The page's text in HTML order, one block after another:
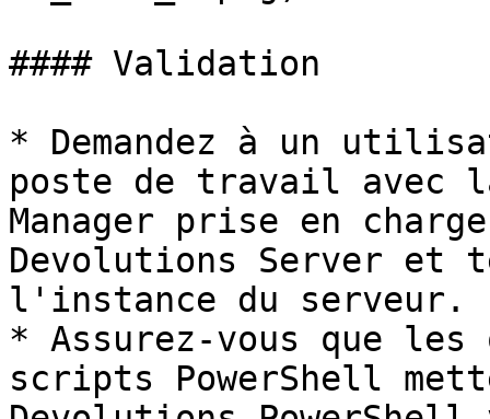
#### Validation
* Demandez à un
poste de travail avec
Manager prise en
Devolutions Server et
l'instance du serveur.
* Assurez-vous que
scripts PowerShell